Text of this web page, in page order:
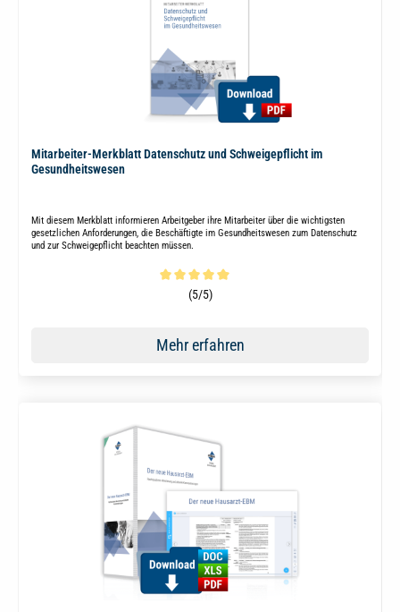
Mitarbeiter-Merkblatt Datenschutz und Schweigepflicht im
Gesundheitswesen
Mit diesem Merkblatt informieren Arbeitgeber ihre Mitarbeiter über die wichtigsten
gesetzlichen Anforderungen, die Beschäftigte im Gesundheitswesen zum Datenschutz
und zur Schweigepflicht beachten müssen.
Durchschnittliche Bewertung von 5 von 5 Sternen
(5/5)
Mehr erfahren